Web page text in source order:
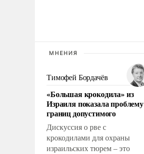
МНЕНИЯ
Тимофей Бордачёв
«Большая крокодила» из
Израиля показала проблему
границ допустимого
Дискуссия о рве с
крокодилами для охраны
израильских тюрем – это